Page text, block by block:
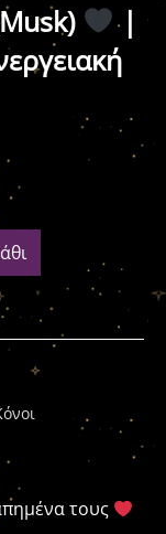
|
τους